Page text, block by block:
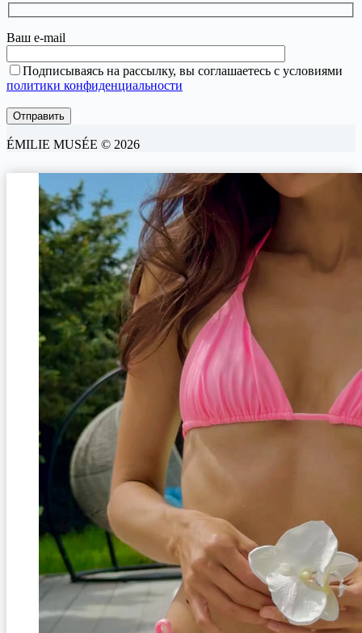
Ваш e-mail
Подписываясь на рассылку, вы соглашаетесь с условиями
политики конфиденциальности
ÉMILIE MUSÉE © 2026